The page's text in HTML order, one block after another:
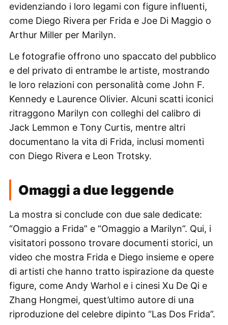
evidenziando i loro legami con figure influenti,
come Diego Rivera per Frida e Joe Di Maggio o
Arthur Miller per Marilyn.
Le fotografie offrono uno spaccato del pubblico
e del privato di entrambe le artiste, mostrando
le loro relazioni con personalità come John F.
Kennedy e Laurence Olivier. Alcuni scatti iconici
ritraggono Marilyn con colleghi del calibro di
Jack Lemmon e Tony Curtis, mentre altri
documentano la vita di Frida, inclusi momenti
con Diego Rivera e Leon Trotsky.
Omaggi a due leggende
La mostra si conclude con due sale dedicate:
“Omaggio a Frida” e “Omaggio a Marilyn”. Qui, i
visitatori possono trovare documenti storici, un
video che mostra Frida e Diego insieme e opere
di artisti che hanno tratto ispirazione da queste
figure, come Andy Warhol e i cinesi Xu De Qi e
Zhang Hongmei, quest’ultimo autore di una
riproduzione del celebre dipinto “Las Dos Frida”.